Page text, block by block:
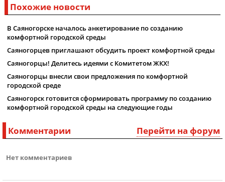
Похожие новости
В Саяногорске началось анкетирование по созданию
комфортной городской среды
Саяногорцев приглашают обсудить проект комфортной среды
Саяногорцы! Делитесь идеями с Комитетом ЖКХ!
Саяногорцы внесли свои предложения по комфортной
городской среде
Саяногорск готовится сформировать программу по созданию
комфортной городской среды на следующие годы
Перейти на форум
Комментарии
Нет комментариев